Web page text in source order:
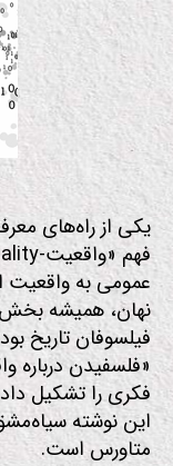
او
ی
ف
ی
م
یکی از راه‌های
عمومی به
نهان، همیشه بخش
فیلسوفان تاریخ
«فلسفیدن درباره
فکری را تشکیل
این نوشته
متاورس است.